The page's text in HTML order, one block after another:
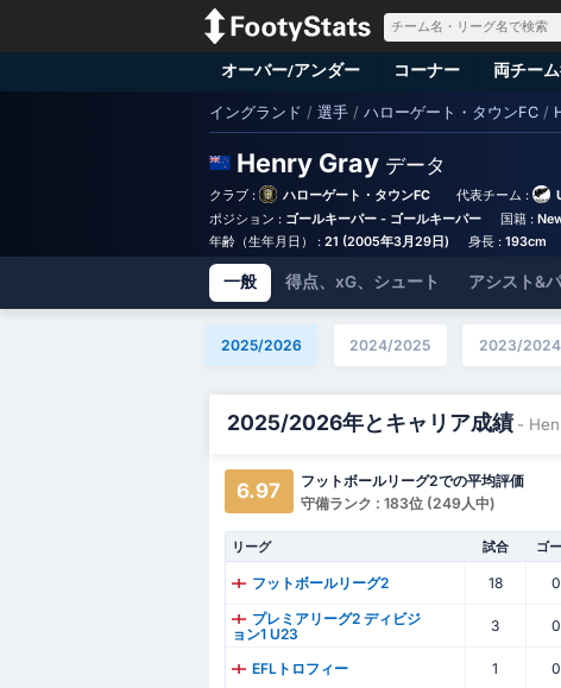
オーバー/アンダー コーナー 両チー
イングランド / 選手 / ハローゲート・タウンFC /
Henry Gray データ
クラブ : ハローゲート・タウンFC 代表チーム :
ポジション : ゴールキーパー - ゴールキーパー 国籍 :
年齢（生年月日） : 21 (2005年3月29日) 身長 :193cm
一般 得点、xG、シュート アシスト&
2025/2026 2024/2025 2023/2024
2025/2026年とキャリア成績 -
6.97
フットボールリーグ2での平均評価
守備ランク : 183位 (249人中)
リーグ 試合 ゴ
フットボールリーグ2 18 0
プレミアリーグ2 ディビジ
ョン1 U23
3 0
EFLトロフィー 1 0